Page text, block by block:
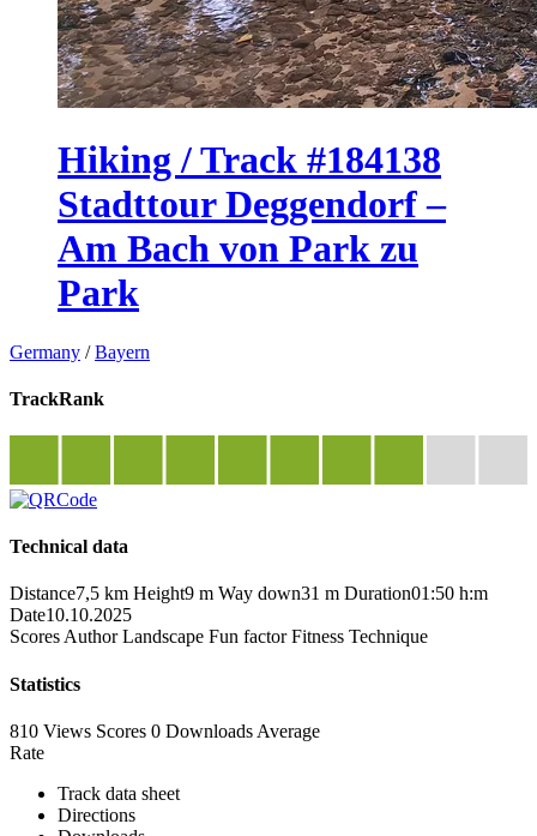
Hiking / Track #184138
Stadttour Deggendorf –
Am Bach von Park zu
Park
Germany /Bayern
TrackRank
Technical data
Distance7,5 km Height9 m Way down31 m Duration01:50 h:m
Date10.10.2025
Scores Author Landscape Fun factor Fitness Technique
Statistics
810 Views Scores 0 Downloads Average
Rate
Track data sheet
Directions